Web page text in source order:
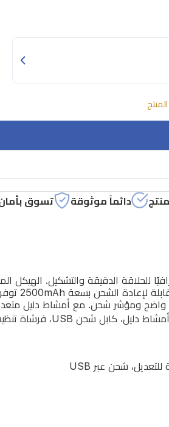
دائماً موثوقة تسوق
للحلاقة الدقيقة والتشكيل. الهيكل
واضح ومؤشر شحن. مع أمشاط دليل